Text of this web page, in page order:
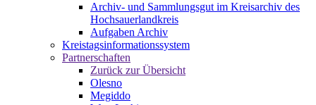
Archiv- und Sammlungsgut im Kreisarchiv des
Hochsauerlandkreis
Aufgaben Archiv
Kreistagsinformationssystem
Partnerschaften
Zurück zur Übersicht
Olesno
Megiddo